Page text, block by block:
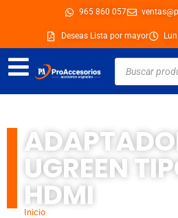
contenido
965 860 057
Deseas Lista por mayor
Búsqueda
productos
UGREEN
HDMI
Inicio